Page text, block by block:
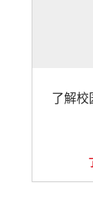
了解